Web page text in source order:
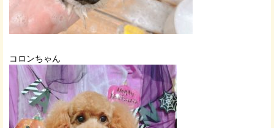
コロンちゃん